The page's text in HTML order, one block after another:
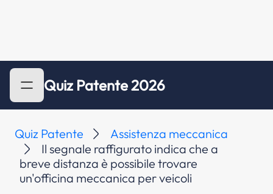
Quiz Patente 2026
Quiz Patente
Assistenza meccanica
Il segnale raffigurato indica che a
breve distanza è possibile trovare
un'officina meccanica per veicoli